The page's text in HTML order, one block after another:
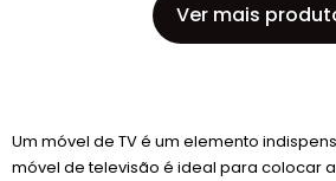
Ver mais
Um móvel de TV é um elemento
móvel de televisão é ideal para colocar